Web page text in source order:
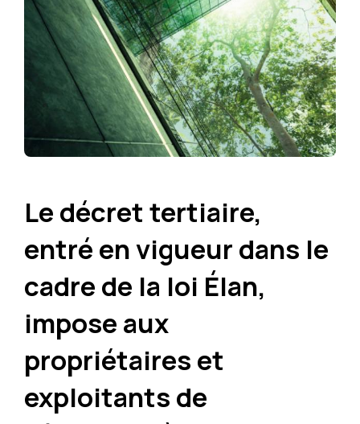
Le décret tertiaire,
entré en vigueur dans le
cadre de la loi Élan,
impose aux
propriétaires et
exploitants de